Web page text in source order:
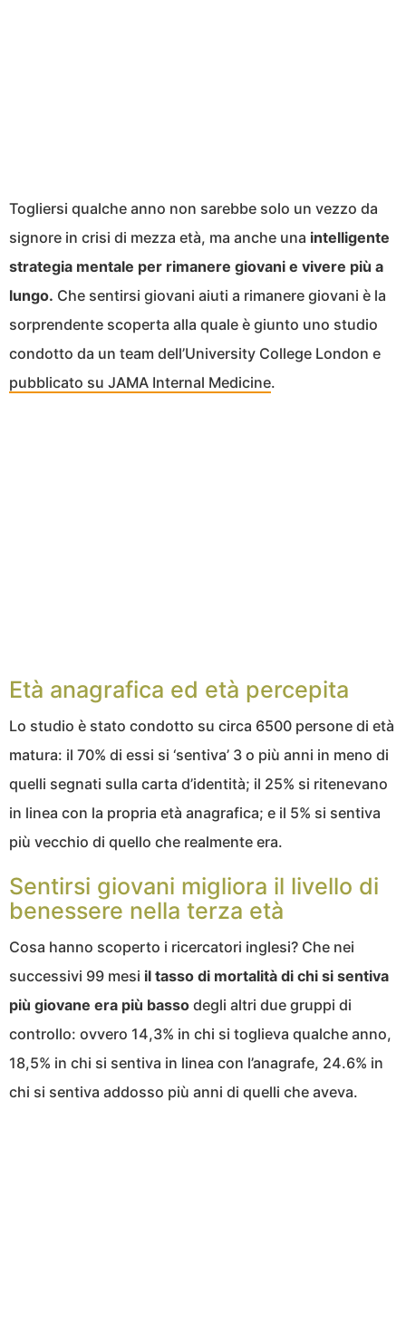
Togliersi qualche anno non sarebbe solo un vezzo da
signore in crisi di mezza età, ma anche una intelligente
strategia mentale per rimanere giovani e vivere più a
lungo. Che sentirsi giovani aiuti a rimanere giovani è la
sorprendente scoperta alla quale è giunto uno studio
condotto da un team dell’University College London e
pubblicato su JAMA Internal Medicine.
Età anagrafica ed età percepita
Lo studio è stato condotto su circa 6500 persone di età
matura: il 70% di essi si ‘sentiva’ 3 o più anni in meno di
quelli segnati sulla carta d’identità; il 25% si ritenevano
in linea con la propria età anagrafica; e il 5% si sentiva
più vecchio di quello che realmente era.
Sentirsi giovani migliora il livello di
benessere nella terza età
Cosa hanno scoperto i ricercatori inglesi? Che nei
successivi 99 mesi il tasso di mortalità di chi si sentiva
più giovane era più basso degli altri due gruppi di
controllo: ovvero 14,3% in chi si toglieva qualche anno,
18,5% in chi si sentiva in linea con l’anagrafe, 24.6% in
chi si sentiva addosso più anni di quelli che aveva.